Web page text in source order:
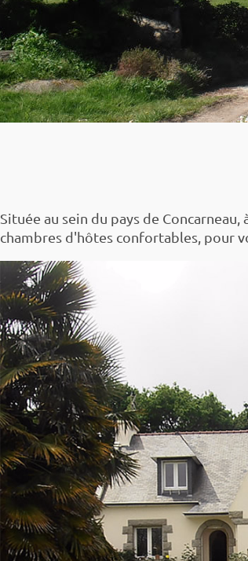
Située au sein du pays de
chambres d'hôtes confortables, pour